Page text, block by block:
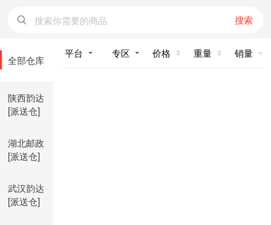
搜索
全部仓库
陕西韵达
[派送仓]
湖北邮政
[派送仓]
武汉韵达
[派送仓]
价格 重量 销量